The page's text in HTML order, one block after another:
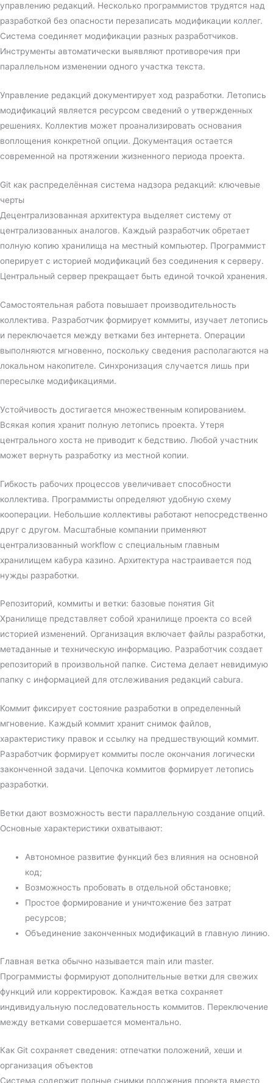
управлению редакций. Несколько программистов трудятся над
разработкой без опасности перезаписать модификации коллег.
Система соединяет модификации разных разработчиков.
Инструменты автоматически выявляют противоречия при
параллельном изменении одного участка текста.
Управление редакций документирует ход разработки. Летопись
модификаций является ресурсом сведений о утвержденных
решениях. Коллектив может проанализировать основания
воплощения конкретной опции. Документация остается
современной на протяжении жизненного периода проекта.
Git как распределённая система надзора редакций: ключевые
черты
Децентрализованная архитектура выделяет систему от
централизованных аналогов. Каждый разработчик обретает
полную копию хранилища на местный компьютер. Программист
оперирует с историей модификаций без соединения к серверу.
Центральный сервер прекращает быть единой точкой хранения.
Самостоятельная работа повышает производительность
коллектива. Разработчик формирует коммиты, изучает летопись
и переключается между ветками без интернета. Операции
выполняются мгновенно, поскольку сведения располагаются на
локальном накопителе. Синхронизация случается лишь при
пересылке модификациями.
Устойчивость достигается множественным копированием.
Всякая копия хранит полную летопись проекта. Утеря
центрального хоста не приводит к бедствию. Любой участник
может вернуть разработку из местной копии.
Гибкость рабочих процессов увеличивает способности
коллектива. Программисты определяют удобную схему
кооперации. Небольшие коллективы работают непосредственно
друг с другом. Масштабные компании применяют
централизованный workflow с специальным главным
хранилищем кабура казино. Архитектура настраивается под
нужды разработки.
Репозиторий, коммиты и ветки: базовые понятия Git
Хранилище представляет собой хранилище проекта со всей
историей изменений. Организация включает файлы разработки,
метаданные и техническую информацию. Разработчик создает
репозиторий в произвольной папке. Система делает невидимую
папку с информацией для отслеживания редакций cabura.
Коммит фиксирует состояние разработки в определенный
мгновение. Каждый коммит хранит снимок файлов,
характеристику правок и ссылку на предшествующий коммит.
Разработчик формирует коммиты после окончания логически
законченной задачи. Цепочка коммитов формирует летопись
разработки.
Ветки дают возможность вести параллельную создание опций.
Основные характеристики охватывают:
Автономное развитие функций без влияния на основной
код;
Возможность пробовать в отдельной обстановке;
Простое формирование и уничтожение без затрат
ресурсов;
Объединение законченных модификаций в главную линию.
Главная ветка обычно называется main или master.
Программисты формируют дополнительные ветки для свежих
функций или корректировок. Каждая ветка сохраняет
индивидуальную последовательность коммитов. Переключение
между ветками совершается моментально.
Как Git сохраняет сведения: отпечатки положений, хеши и
организация объектов
Система содержит полные снимки положения проекта вместо